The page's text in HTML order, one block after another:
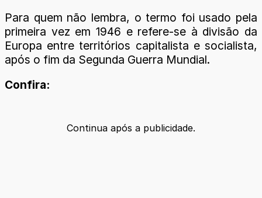
Para quem não lembra, o termo foi usado pela
primeira vez em 1946 e refere-se à divisão da
Europa entre territórios capitalista e socialista,
após o fim da Segunda Guerra Mundial.
Confira:
Continua após a publicidade.